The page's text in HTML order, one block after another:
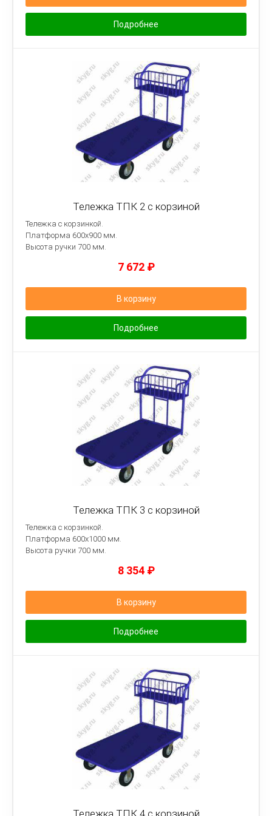
Подробнее
Тележка ТПК 2 с корзиной
Тележка с корзинкой.
Платформа 600х900 мм.
Высота ручки 700 мм.
7 672 ₽
В корзину
Подробнее
Тележка ТПК 3 с корзиной
Тележка с корзинкой.
Платформа 600х1000 мм.
Высота ручки 700 мм.
8 354 ₽
В корзину
Подробнее
Тележка ТПК 4 с корзиной